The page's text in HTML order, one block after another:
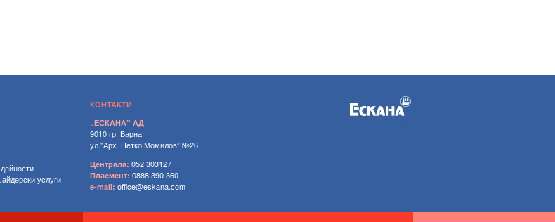
услуги
КОНТАКТИ
„ЕСКАНА” АД
9010 гр. Варна
ул."Арх. Петко Момилов” №26
Централа: 052 303127
Пласмент: 0888 390 360
e-mail: office@eskana.com